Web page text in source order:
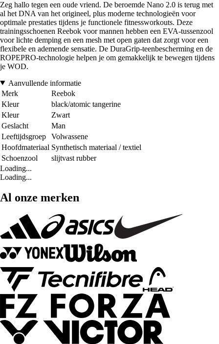
Zeg hallo tegen een oude vriend. De beroemde Nano 2.0 is terug met
al het DNA van het origineel, plus moderne technologieën voor
optimale prestaties tijdens je functionele fitnessworkouts. Deze
trainingsschoenen Reebok voor mannen hebben een EVA-tussenzool
voor lichte demping en een mesh met open gaten dat zorgt voor een
flexibele en ademende sensatie. De DuraGrip-teenbescherming en de
ROPEPRO-technologie helpen je om gemakkelijk te bewegen tijdens
je WOD.
Aanvullende informatie
Merk
Reebok
Kleur
black/atomic tangerine
Kleur
Zwart
Geslacht
Man
Leeftijdsgroep
Volwassene
Hoofdmateriaal Synthetisch materiaal / textiel
Schoenzool
slijtvast rubber
Loading...
Loading...
Al onze merken